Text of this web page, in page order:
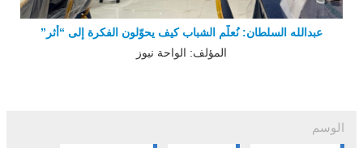
عبدالله السلطان: نُعلّم الشباب كيف يحوّلون الفكرة إلى “أثر”
المؤلف: الواحة نيوز
الوسم